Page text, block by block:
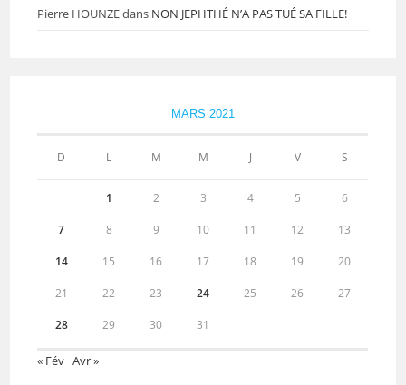
Pierre HOUNZEdans NON JEPHTHÉ N’A PAS TUÉ SA FILLE!
MARS 2021
D L M M J V S
1 2 3 4 5 6
7 8 9 10 11 12 13
14 15 16 17 18 19 20
21 22 23 24 25 26 27
28 29 30 31
« Fév Avr »